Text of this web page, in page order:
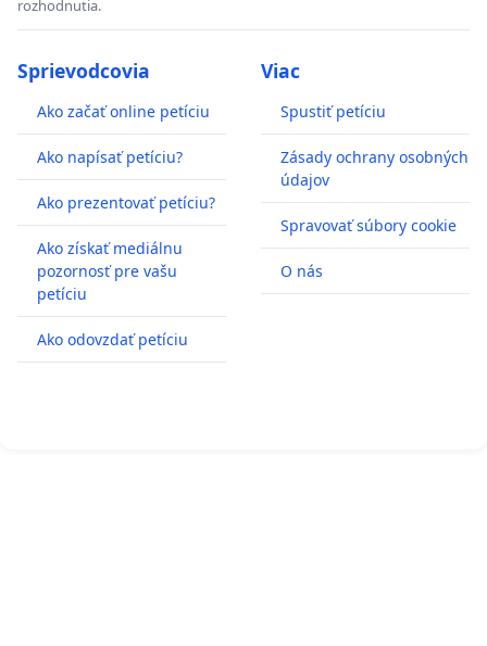
rozhodnutia.
Sprievodcovia
Ako začať online petíciu
Ako napísať petíciu?
Ako prezentovať petíciu?
Ako získať mediálnu
pozornosť pre vašu
petíciu
Ako odovzdať petíciu
Viac
Spustiť petíciu
Zásady ochrany osobných
údajov
Spravovať súbory cookie
O nás